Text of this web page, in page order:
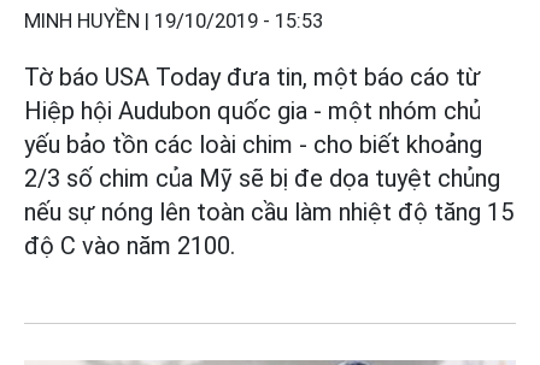
MINH HUYỀN | 19/10/2019 - 15:53
Tờ báo USA Today đưa tin, một báo cáo từ
Hiệp hội Audubon quốc gia - một nhóm chủ
yếu bảo tồn các loài chim - cho biết khoảng
2/3 số chim của Mỹ sẽ bị đe dọa tuyệt chủng
nếu sự nóng lên toàn cầu làm nhiệt độ tăng 15
độ C vào năm 2100.